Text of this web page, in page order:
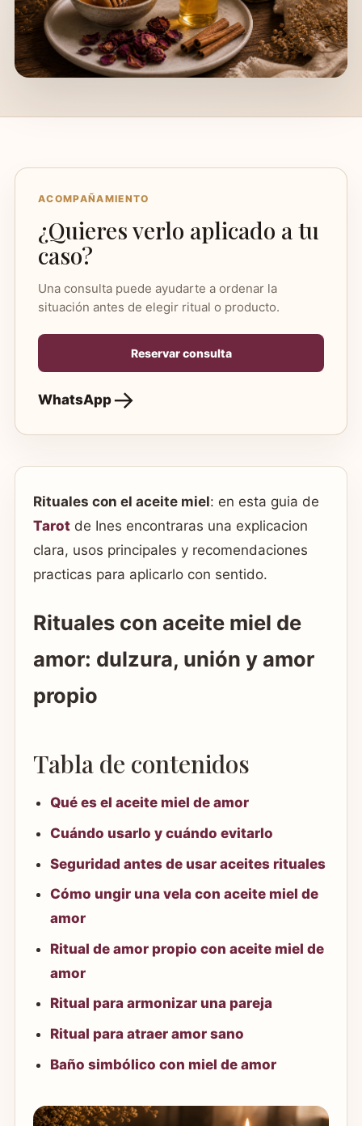
ACOMPAÑAMIENTO
¿Quieres verlo aplicado a tu
caso?
Una consulta puede ayudarte a ordenar la
situación antes de elegir ritual o producto.
Reservar consulta
WhatsApp
Rituales con el aceite miel: en esta guia de
Tarot de Ines encontraras una explicacion
clara, usos principales y recomendaciones
practicas para aplicarlo con sentido.
Rituales con aceite miel de
amor: dulzura, unión y amor
propio
Tabla de contenidos
Qué es el aceite miel de amor
Cuándo usarlo y cuándo evitarlo
Seguridad antes de usar aceites rituales
Cómo ungir una vela con aceite miel de
amor
Ritual de amor propio con aceite miel de
amor
Ritual para armonizar una pareja
Ritual para atraer amor sano
Baño simbólico con miel de amor